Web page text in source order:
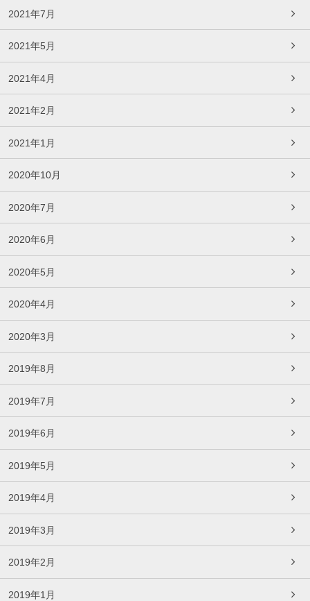
2021年7月
2021年5月
2021年4月
2021年2月
2021年1月
2020年10月
2020年7月
2020年6月
2020年5月
2020年4月
2020年3月
2019年8月
2019年7月
2019年6月
2019年5月
2019年4月
2019年3月
2019年2月
2019年1月